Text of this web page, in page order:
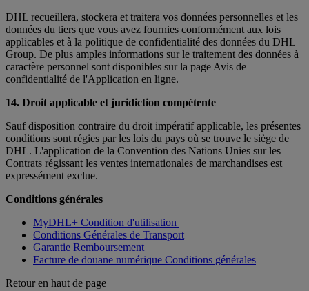
DHL recueillera, stockera et traitera vos données personnelles et les
données du tiers que vous avez fournies conformément aux lois
applicables et à la politique de confidentialité des données du DHL
Group. De plus amples informations sur le traitement des données à
caractère personnel sont disponibles sur la page Avis de
confidentialité de l'Application en ligne.
14. Droit applicable et juridiction compétente
Sauf disposition contraire du droit impératif applicable, les présentes
conditions sont régies par les lois du pays où se trouve le siège de
DHL. L'application de la Convention des Nations Unies sur les
Contrats régissant les ventes internationales de marchandises est
expressément exclue.
Conditions générales
MyDHL+ Condition d'utilisation
Conditions Générales de Transport
Garantie Remboursement
Facture de douane numérique Conditions générales
Retour en haut de page